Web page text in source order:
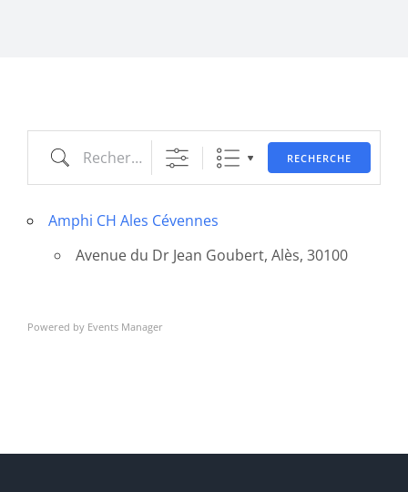
Recherche RECHERCHE
Amphi CH Ales Cévennes
Avenue du Dr Jean Goubert, Alès, 30100
Powered by Events Manager